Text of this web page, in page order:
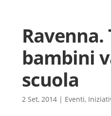
bambini
scuola
2 Set, 2014| Eventi,